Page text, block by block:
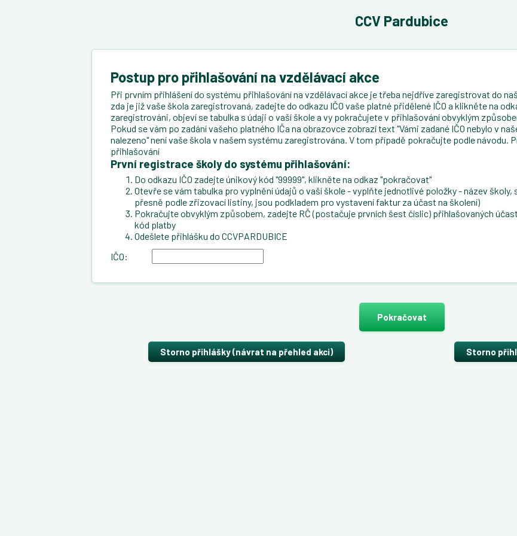
CCV Pardubice
Postup pro přihlašování na vzdělávací akce
Při prvním přihlášení do systému přihlašování na vzdělávací akce je třeba nejdříve zaregistrovat do
zda je již vaše škola zaregistrovaná, zadejte do odkazu IČO vaše platné přidělené IČO a klikněte na
zaregistrováni, objeví se tabulka s údaji o vaší škole a vy pokračujete v přihlašování obvyklým
Pokud se vám po zadání vašeho platného IČa na obrazovce zobrazí text "Vámi zadané IČO nebylo v
nalezeno" není vaše škola v našem systému zaregistrována. V tom případě pokračujte podle návodu.
přihlašování
První registrace školy do systému přihlašování:
Do odkazu IČO zadejte únikový kód "99999", klikněte na odkaz "pokračovat"
Otevře se vám tabulka pro vyplnění údajů o vaší škole - vyplňte jednotlivé položky - název
přesně podle zřizovací listiny, jsou podkladem pro vystavení faktur za účast na školení)
Pokračujte obvyklým způsobem, zadejte RČ (postačuje prvních šest číslic) přihlašovaných
kód platby
Odešlete přihlášku do CCVPARDUBICE
IČO:
Pokračovat
Storno přihlášky (návrat na přehled akci) Storno